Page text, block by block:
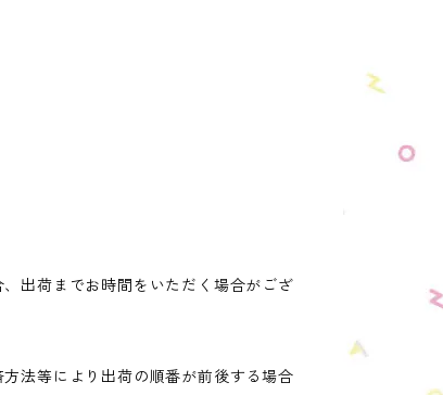
出荷までお時間をいただく場合がござ
法等により出荷の順番が前後する場合